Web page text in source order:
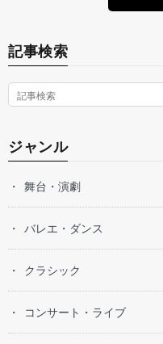
記事検索
ジャンル
舞台・演劇
バレエ・ダンス
クラシック
コンサート・ライブ